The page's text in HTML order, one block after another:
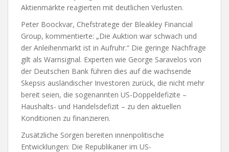
Aktienmärkte reagierten mit deutlichen Verlusten.
Peter Boockvar, Chefstratege der Bleakley Financial
Group, kommentierte: „Die Auktion war schwach und
der Anleihenmarkt ist in Aufruhr.“ Die geringe Nachfrage
gilt als Warnsignal. Experten wie George Saravelos von
der Deutschen Bank führen dies auf die wachsende
Skepsis ausländischer Investoren zurück, die nicht mehr
bereit seien, die sogenannten US-Doppeldefizite –
Haushalts- und Handelsdefizit – zu den aktuellen
Konditionen zu finanzieren.
Zusätzliche Sorgen bereiten innenpolitische
Entwicklungen: Die Republikaner im US-